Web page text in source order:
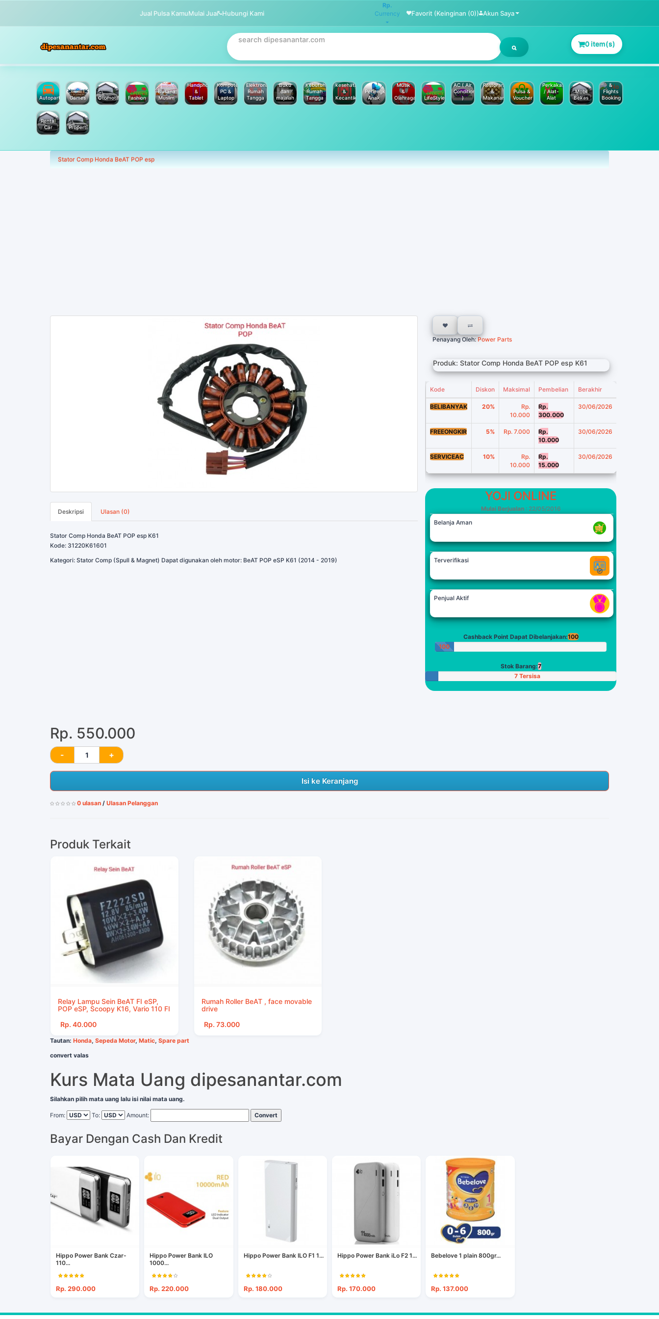
Jual Pulsa KamuMulai Jual Hubungi Kami
Rp.
Currency
Favorit (Keinginan (0)) Akun Saya
0 item(s)
Autoparts Games Otomotif Fashion
Busana
Muslim
Handphone
&
Tablet
Komputer
PC &
Laptop
Elektronik
Rumah
Tangga
Buku
dan
majalah
Kebutuhan
Rumah
Tangga
kesehatan
&
Kecantikan
Perlengkapan
Anak
Musik
&
Olahraga
LifeStyle
AC ( Air
Conditioner
)
Restoran
&
Makanan
Pulsa &
Voucher
Perkakas
/ Alat-
Alat
Mobil
Bekas
&
Flights
Booking
Rental
Car
Properti
Stator Comp Honda BeAT POP esp
Deskripsi Ulasan (0)
Stator Comp Honda BeAT POP esp K61
Kode: 31220K61601
Kategori: Stator Comp (Spull & Magnet) Dapat digunakan oleh motor: BeAT POP eSP K61 (2014 - 2019)
Penayang Oleh:Power Parts
Produk: Stator Comp Honda BeAT POP esp K61
Kode Diskon Maksimal Pembelian Berakhir
BELIBANYAK 20%
Rp.
10.000
Rp.
300.000
30/06/2026
FREEONGKIR 5% Rp. 7.000
Rp.
10.000
30/06/2026
SERVICEAC 10%
Rp.
10.000
Rp.
15.000
30/06/2026
YOJI ONLINE
Mulai Berjualan: 22/05/2016
Belanja Aman
Terverifikasi
Penjual Aktif
Cashback Point Dapat Dibelanjakan:100
100
Stok Barang:7
7 Tersisa
Rp. 550.000
Isi ke Keranjang
0 ulasan / Ulasan Pelanggan
Produk Terkait
Relay Lampu Sein BeAT FI eSP,
POP eSP, Scoopy K16, Vario 110 FI
Rp. 40.000
Rumah Roller BeAT , face movable
drive
Rp. 73.000
Tautan: Honda, Sepeda Motor, Matic, Spare part
convert valas
Kurs Mata Uang dipesanantar.com
Silahkan pilih mata uang lalu isi nilai mata uang.
From: To: Amount: Convert
Bayar Dengan Cash Dan Kredit
Hippo Power Bank Czar-
110...
Rp. 290.000
Hippo Power Bank ILO
1000...
Rp. 220.000
Hippo Power Bank ILO F1 1...
Rp. 180.000
Hippo Power Bank iLo F2 1...
Rp. 170.000
Bebelove 1 plain 800gr...
Rp. 137.000